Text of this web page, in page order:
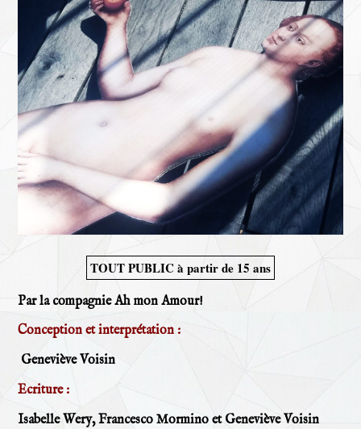
TOUT PUBLIC à partir de 15 ans
Par la compagnie Ah mon Amour!
Conception et interprétation :
Geneviève Voisin
Ecriture :
Isabelle Wery, Francesco Mormino et Geneviève Voisin